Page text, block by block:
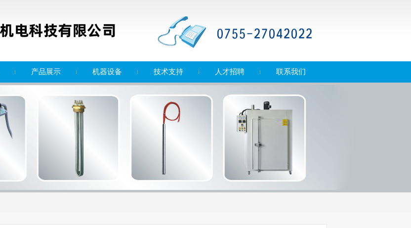
产品展示 机器设备 技术支持 人才招聘 联系我们